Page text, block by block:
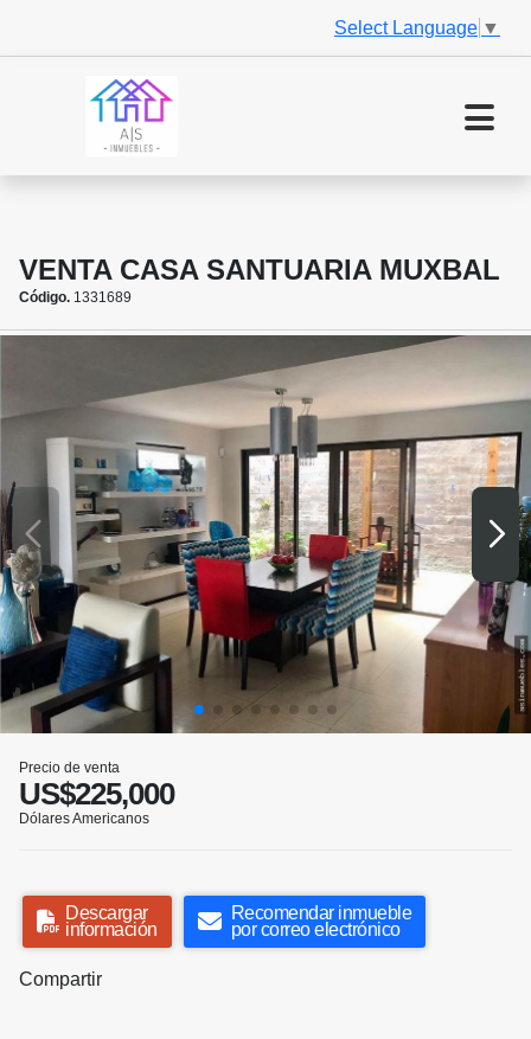
Select Language ▼
VENTA CASA SANTUARIA MUXBAL
Código. 1331689
Precio de venta
US$225,000
Dólares Americanos
Descargar
información
Recomendar inmueble
por correo electrónico
Compartir